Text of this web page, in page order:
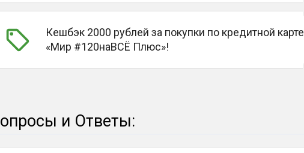
Кешбэк 2000 рублей за покупки по кредитной карте
«Мир #120наВСЁ Плюс»!
и Ответы: